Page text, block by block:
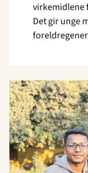
virkemidlene
Det gir unge